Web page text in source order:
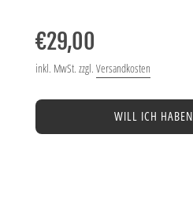
Preis
€29,00
inkl. MwSt. zzgl. Versandkosten
WILL ICH HABEN